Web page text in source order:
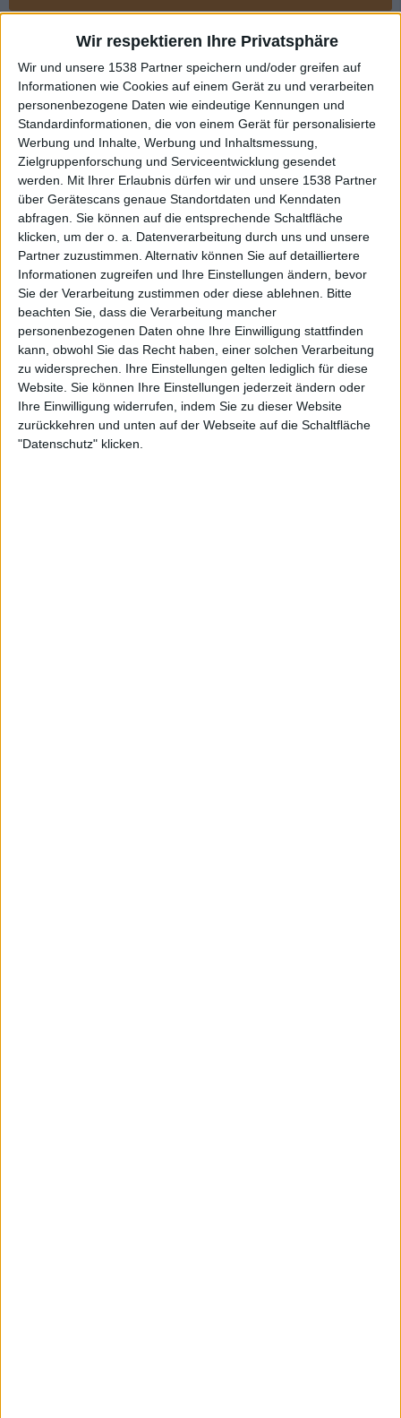
Wir respektieren Ihre Privatsphäre
Wir und unsere 1538 Partner speichern und/oder greifen auf
Informationen wie Cookies auf einem Gerät zu und verarbeiten
personenbezogene Daten wie eindeutige Kennungen und
Standardinformationen, die von einem Gerät für personalisierte
Werbung und Inhalte, Werbung und Inhaltsmessung,
Zielgruppenforschung und Serviceentwicklung gesendet
werden. Mit Ihrer Erlaubnis dürfen wir und unsere 1538 Partner
über Gerätescans genaue Standortdaten und Kenndaten
abfragen. Sie können auf die entsprechende Schaltfläche
klicken, um der o. a. Datenverarbeitung durch uns und unsere
Partner zuzustimmen. Alternativ können Sie auf detailliertere
Informationen zugreifen und Ihre Einstellungen ändern, bevor
Sie der Verarbeitung zustimmen oder diese ablehnen. Bitte
beachten Sie, dass die Verarbeitung mancher
personenbezogenen Daten ohne Ihre Einwilligung stattfinden
kann, obwohl Sie das Recht haben, einer solchen Verarbeitung
zu widersprechen. Ihre Einstellungen gelten lediglich für diese
Website. Sie können Ihre Einstellungen jederzeit ändern oder
Ihre Einwilligung widerrufen, indem Sie zu dieser Website
zurückkehren und unten auf der Webseite auf die Schaltfläche
"Datenschutz" klicken.
Black Listed Friday – Die 6+6+6 der Woche
Vocals sind wichtig: Hier kommen Stars, Statements und Stammhalter des
Gesangs.